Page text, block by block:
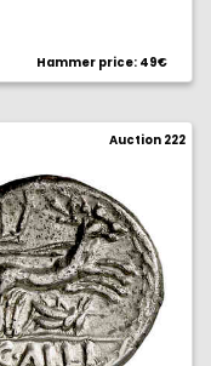
Hammer price: 49€
Auction 222